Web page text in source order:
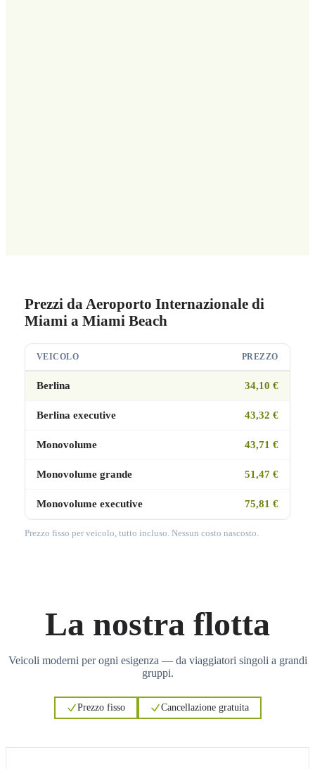
Prezzi da Aeroporto Internazionale di
Miami a Miami Beach
VEICOLO PREZZO
Berlina 34,10 €
Berlina executive 43,32 €
Monovolume 43,71 €
Monovolume grande 51,47 €
Monovolume executive 75,81 €
Prezzo fisso per veicolo, tutto incluso. Nessun costo nascosto.
La nostra flotta
Veicoli moderni per ogni esigenza — da viaggiatori singoli a grandi
gruppi.
Prezzo fisso Cancellazione gratuita